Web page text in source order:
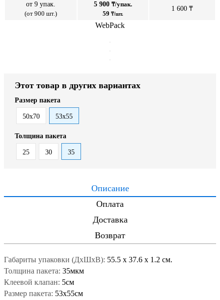
от 9 упак.
(от 900 шт.)
5 900 ₸/упак.
59 ₸/шт.
1 600 ₸
WebPack
Этот товар в других вариантах
Размер пакета
50x70 53x55
Толщина пакета
25 30 35
Описание
Оплата
Доставка
Возврат
Габариты упаковки (ДxШxВ): 55.5 x 37.6 x 1.2 см.
Толщина пакета: 35мкм
Клеевой клапан: 5см
Размер пакета: 53x55см